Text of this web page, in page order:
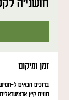
זמן ומיקום
ברוכים הבאים ל-
חווית קיץ